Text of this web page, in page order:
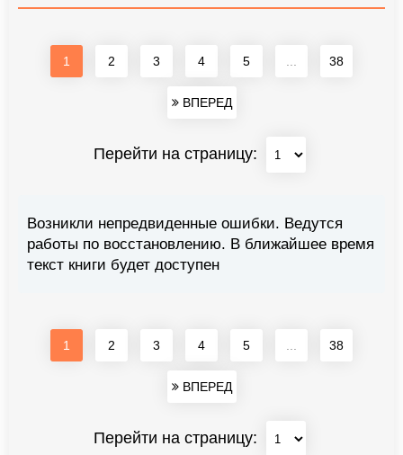
1 2 3 4 5 38
ВПЕРЕД
Перейти на страницу:
Возникли непредвиденные ошибки. Ведутся
работы по восстановлению. В ближайшее время
текст книги будет доступен
1 2 3 4 5 38
ВПЕРЕД
Перейти на страницу: